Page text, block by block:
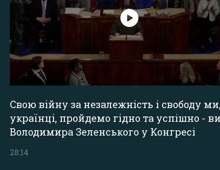
Свою війну за незалежність і свободу
українці, пройдемо гідно та успішно -
Володимира Зеленського у Конгресі
28:14